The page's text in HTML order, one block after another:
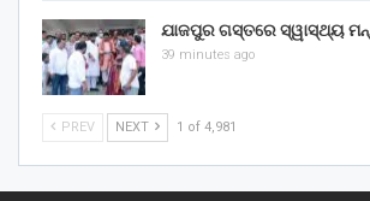
ଯାଜପୁର ଗସ୍ତରେ ସ୍ୱାସ୍ଥ୍ୟ
39 minutes ago
PREV NEXT 1 of 4,981